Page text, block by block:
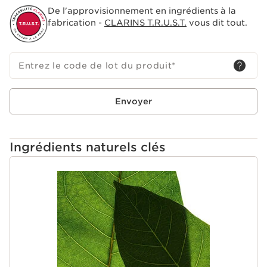
De l'approvisionnement en ingrédients à la
fabrication - CLARINS T.R.U.S.T. vous dit tout.
Entrez le code de lot du produit*
Envoyer
Ingrédients naturels clés
ALLER AU CONTENU